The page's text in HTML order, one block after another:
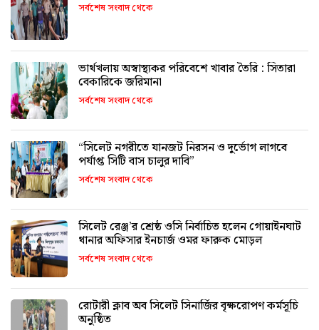
সর্বশেষ সংবাদ থেকে
ভার্থখলায় অস্বাস্থ্যকর পরিবেশে খাবার তৈরি : সিতারা
বেকারিকে জরিমানা
সর্বশেষ সংবাদ থেকে
“সিলেট নগরীতে যানজট নিরসন ও দুর্ভোগ লাগবে
পর্যাপ্ত সিটি বাস চালুর দাবি”
সর্বশেষ সংবাদ থেকে
সিলেট রেঞ্জ’র শ্রেষ্ঠ ওসি নির্বাচিত হলেন গোয়াইনঘাট
থানার অফিসার ইনচার্জ ওমর ফারুক মোড়ল
সর্বশেষ সংবাদ থেকে
রোটারী ক্লাব অব সিলেট সিনার্জির বৃক্ষরোপণ কর্মসূচি
অনুষ্ঠিত